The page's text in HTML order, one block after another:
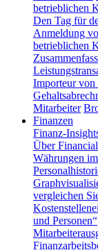
betrieblichen
Den Tag für
Anmeldung
betrieblichen
Importeur von
Mitarbeiter
Finanzen
Finanz-
Über
Währungen
vergleichen
und Personen“